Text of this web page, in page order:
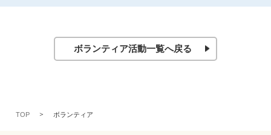
ボランティア活動一覧へ戻る
TOP ボランティア